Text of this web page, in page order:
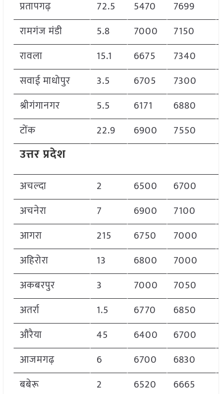
प्रतापगढ़ 72.5 5470
7699
रामगंज मंडी
5.8 7000
7150
रावला
15.1 6675
7340
सवाई माधोपुर
3.5 6705
7300
श्रीगंगानगर
5.5 6171
6880
टोंक
22.9 6900 7550
उत्तर प्रदेश
अचल्दा 2 6500
6700
अचनेरा
7 6900
7100
आगरा
215 6750
7000
अहिरोरा
13 6800
7000
अकबरपुर
3 7000
7050
अतर्रा
1.5 6770
6850
औरैया
45 6400
6700
आजमगढ़
6 6700
6830
बबेरू
2 6520
6665